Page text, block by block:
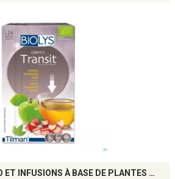
BIOLYS : TISANES BIO ET INFUSIONS À BASE DE PLANTES POUR LE BIEN-ÊTRE NATUREL